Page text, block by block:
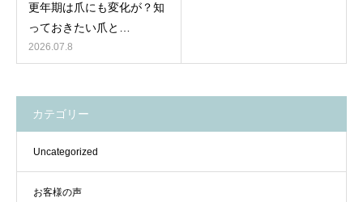
更年期は爪にも変化が？知
っておきたい爪と…
2026.07.8
カテゴリー
Uncategorized
お客様の声